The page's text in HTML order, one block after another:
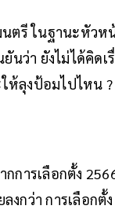
ตรี ในฐานะหัวห
ว่า ยังไม่ได้คิดเรื่
ห้ลุงป้อมไปไหน
ารเลือกตั้ง
งกว่า การเลือก